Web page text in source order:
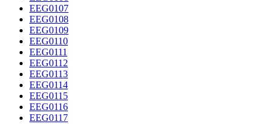
EEG0107
EEG0108
EEG0109
EEG0110
EEG0111
EEG0112
EEG0113
EEG0114
EEG0115
EEG0116
EEG0117